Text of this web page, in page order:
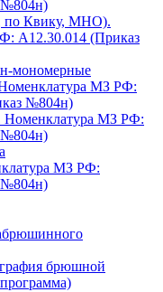
№804н)
по Квику, МНО).
A12.30.014 (Приказ
мономерные
МЗ РФ:
№804н)
Номенклатура МЗ РФ:
№804н)
МЗ РФ:
№804н)
брюшной